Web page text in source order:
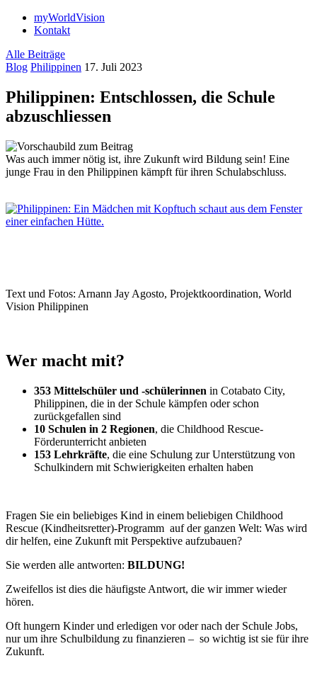
myWorldVision
Kontakt
Alle Beiträge
Blog Philippinen 17. Juli 2023
Philippinen: Entschlossen, die Schule
abzuschliessen
Was auch immer nötig ist, ihre Zukunft wird Bildung sein! Eine
junge Frau in den Philippinen kämpft für ihren Schulabschluss.
Text und Fotos: Arnann Jay Agosto, Projektkoordination, World
Vision Philippinen
Wer macht mit?
353 Mittelschüler und -schülerinnen in Cotabato City,
Philippinen, die in der Schule kämpfen oder schon
zurückgefallen sind
10 Schulen in 2 Regionen, die Childhood Rescue-
Förderunterricht anbieten
153 Lehrkräfte, die eine Schulung zur Unterstützung von
Schulkindern mit Schwierigkeiten erhalten haben
Fragen Sie ein beliebiges Kind in einem beliebigen Childhood
Rescue (Kindheitsretter)-Programm auf der ganzen Welt: Was wird
dir helfen, eine Zukunft mit Perspektive aufzubauen?
Sie werden alle antworten: BILDUNG!
Zweifellos ist dies die häufigste Antwort, die wir immer wieder
hören.
Oft hungern Kinder und erledigen vor oder nach der Schule Jobs,
nur um ihre Schulbildung zu finanzieren – so wichtig ist sie für ihre
Zukunft.